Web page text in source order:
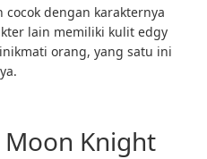
dengan karakternya
lain memiliki kulit edgy
orang, yang satu ini
Knight